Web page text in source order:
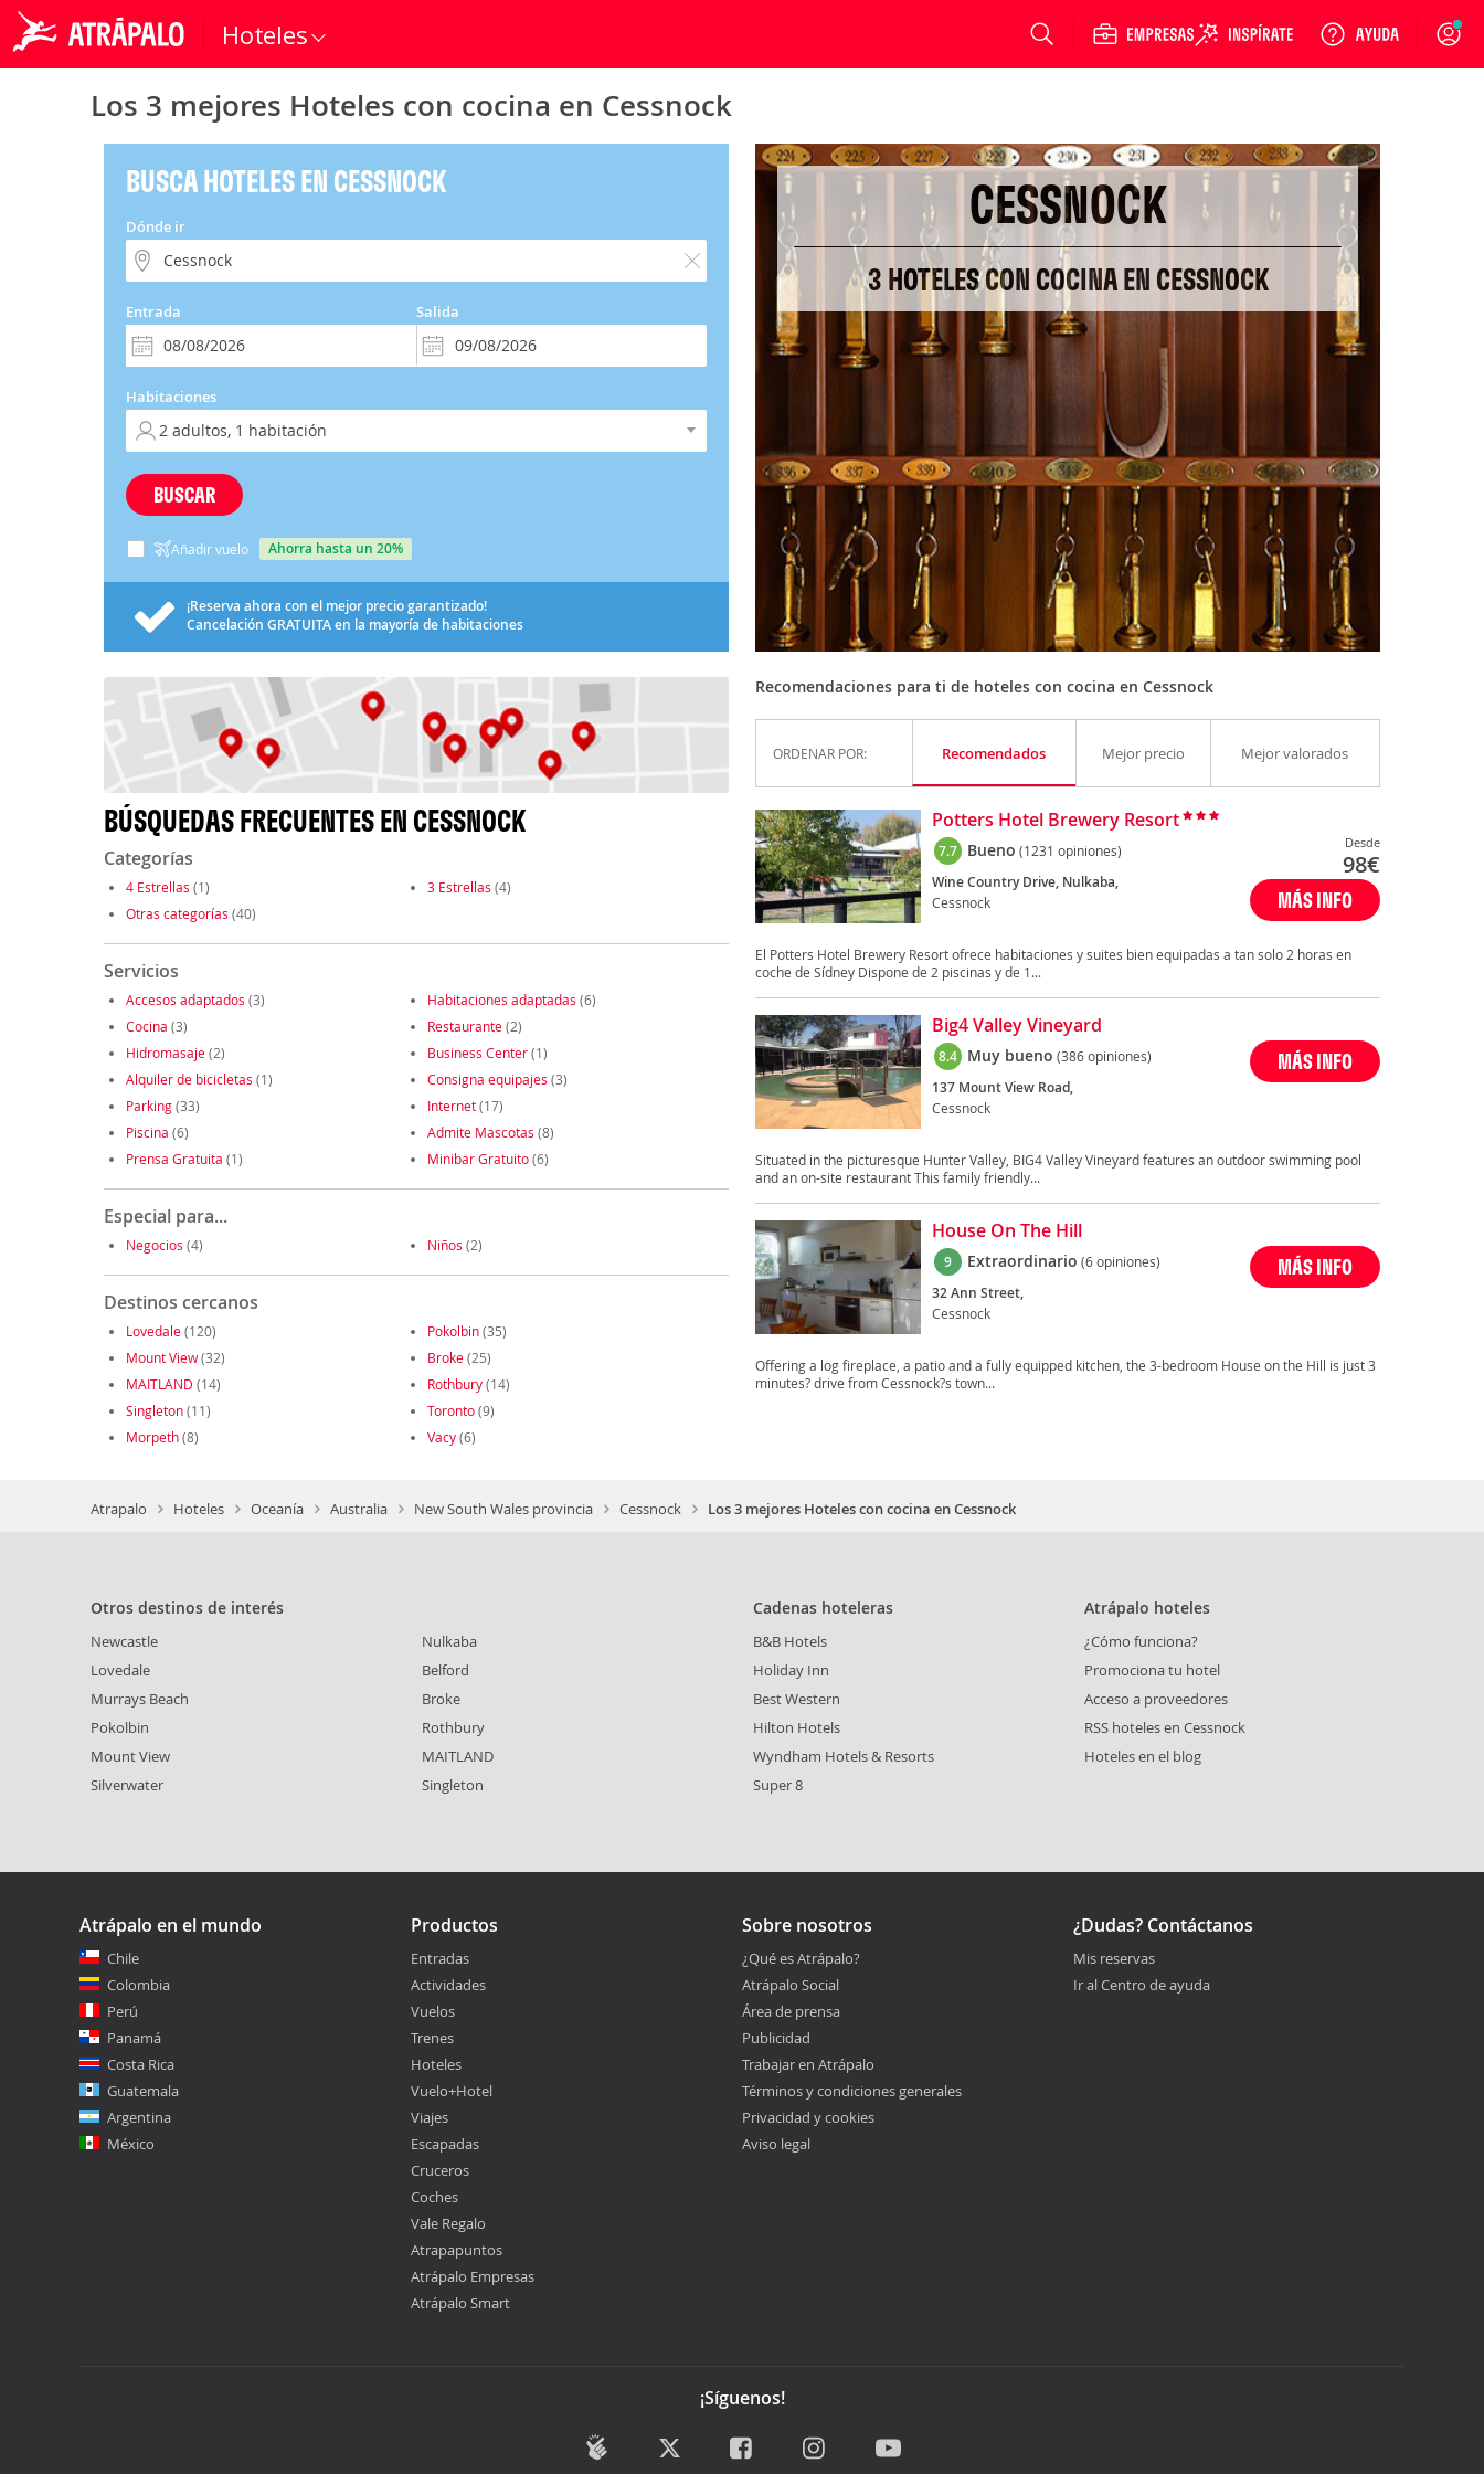
Hoteles Login
Los 3 mejores Hoteles con cocina en Cessnock
BUSCA HOTELES EN CESSNOCK
Dónde ir
Entrada Salida
Habitaciones
BUSCAR
Añadir vuelo ahorra hasta un 20%
¡Reserva ahora con el mejor precio garantizado!
Cancelación GRATUITAen la mayoría de habitaciones
BÚSQUEDAS FRECUENTES EN CESSNOCK
Categorías
4 Estrellas (1) 3 Estrellas (4)
Otras categorías (40)
Servicios
Accesos adaptados (3) Habitaciones adaptadas (6)
Cocina (3) Restaurante(2)
Hidromasaje(2) Business Center(1)
Alquiler de bicicletas (1) Consigna equipajes (3)
Parking(33) Internet(17)
Piscina (6) Admite Mascotas (8)
Prensa Gratuita (1) Minibar Gratuito(6)
Especial para...
Negocios (4) Niños (2)
Destinos cercanos
Lovedale(120) Pokolbin(35)
Mount View(32) Broke(25)
MAITLAND (14) Rothbury(14)
Singleton(11) Toronto(9)
Morpeth(8) Vacy(6)
CESSNOCK
3 HOTELES CON COCINA EN CESSNOCK
Recomendaciones para ti de hoteles con cocina en Cessnock
ORDENAR POR: Recomendados Mejor precio Mejor valorados
Potters Hotel Brewery Resort
7.7 Bueno (1231 opiniones)
Wine Country Drive, Nulkaba,
Cessnock
Desde
98€
MÁS INFO
El Potters Hotel Brewery Resort ofrece habitaciones y suites bien equipadas a tan solo 2 horas en
coche de Sídney Dispone de 2 piscinas y de 1...
Big4 Valley Vineyard
8.4 Muy bueno (386 opiniones)
137 Mount View Road,
Cessnock
MÁS INFO
Situated in the picturesque Hunter Valley, BIG4 Valley Vineyard features an outdoor swimming pool
and an on-site restaurant This family friendly...
House On The Hill
9 Extraordinario (6 opiniones)
32 Ann Street,
Cessnock
MÁS INFO
Offering a log fireplace, a patio and a fully equipped kitchen, the 3-bedroom House on the Hill is just 3
minutes? drive from Cessnock?s town...
Atrapalo Hoteles Oceanía Australia New South Wales provincia Cessnock Los 3 mejores Hoteles con cocina en Cessnock
Otros destinos de interés
Newcastle
Lovedale
Murrays Beach
Pokolbin
Mount View
Silverwater
Nulkaba
Belford
Broke
Rothbury
MAITLAND
Singleton
Cadenas hoteleras
B&B Hotels
Holiday Inn
Best Western
Hilton Hotels
Wyndham Hotels & Resorts
Super 8
Atrápalo hoteles
¿Cómo funciona?
Promociona tu hotel
Acceso a proveedores
RSS hoteles en Cessnock
Hoteles en el blog
Atrápalo en el mundo
Chile
Colombia
Perú
Panamá
Costa Rica
Guatemala
Argentina
México
Productos
Entradas
Actividades
Vuelos
Trenes
Hoteles
Vuelo+Hotel
Viajes
Escapadas
Cruceros
Coches
Vale Regalo
Atrapapuntos
Atrápalo Empresas
Atrápalo Smart
Sobre nosotros
¿Qué es Atrápalo?
Atrápalo Social
Área de prensa
Publicidad
Trabajar en Atrápalo
Términos y condiciones generales
Privacidad y cookies
Aviso legal
¿Dudas? Contáctanos
Mis reservas
Ir al Centro de ayuda
¡Síguenos!